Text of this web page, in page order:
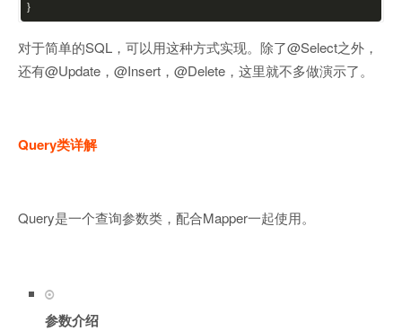
}
对于简单的SQL，可以用这种方式实现。除了@Select之外，
还有@Update，@Insert，@Delete，这里就不多做演示了。
Query类详解
Query是一个查询参数类，配合Mapper一起使用。
参数介绍